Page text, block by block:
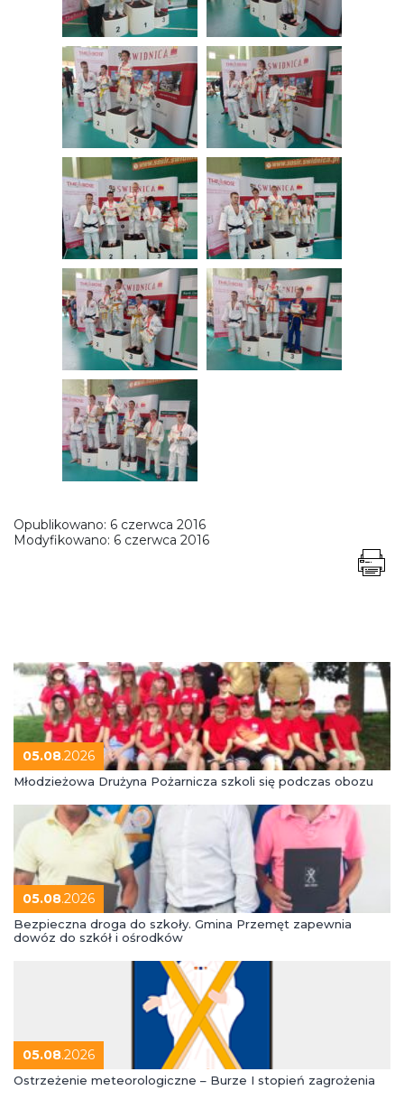
Opublikowano: 6 czerwca 2016
Modyfikowano: 6 czerwca 2016
05.08.2026
Młodzieżowa Drużyna Pożarnicza szkoli się podczas obozu
05.08.2026
Bezpieczna droga do szkoły. Gmina Przemęt zapewnia
dowóz do szkół i ośrodków
05.08.2026
Ostrzeżenie meteorologiczne – Burze I stopień zagrożenia